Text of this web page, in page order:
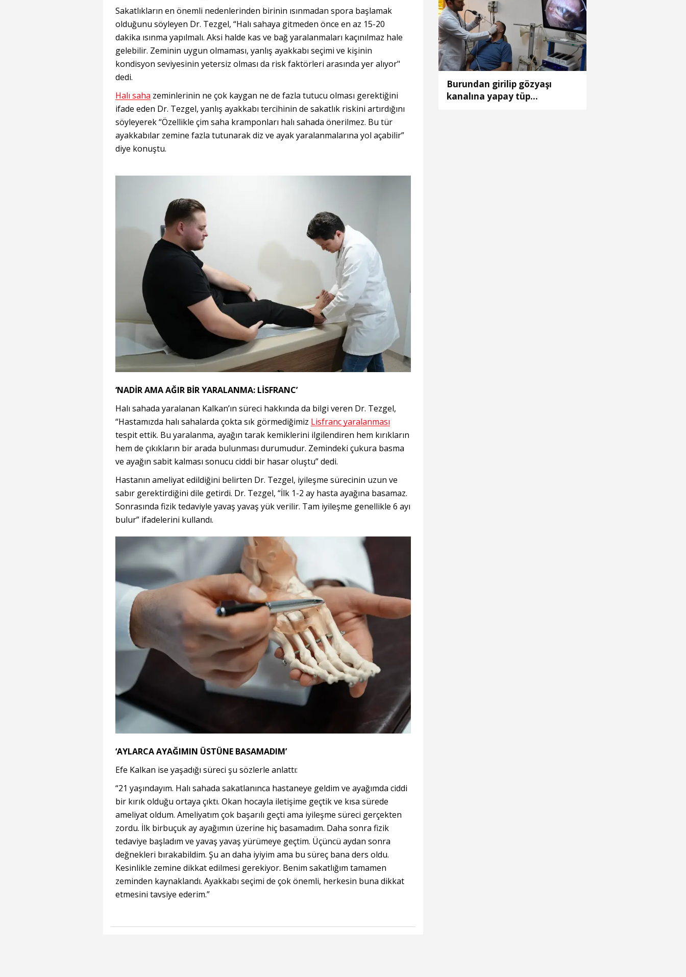
Sakatlıkların en önemli nedenlerinden birinin ısınmadan spora başlamak
olduğunu söyleyen Dr. Tezgel, “Halı sahaya gitmeden önce en az 15-20
dakika ısınma yapılmalı. Aksi halde kas ve bağ yaralanmaları kaçınılmaz hale
gelebilir. Zeminin uygun olmaması, yanlış ayakkabı seçimi ve kişinin
kondisyon seviyesinin yetersiz olması da risk faktörleri arasında yer alıyor"
dedi.
Halı saha zeminlerinin ne çok kaygan ne de fazla tutucu olması gerektiğini
ifade eden Dr. Tezgel, yanlış ayakkabı tercihinin de sakatlık riskini artırdığını
söyleyerek “Özellikle çim saha kramponları halı sahada önerilmez. Bu tür
ayakkabılar zemine fazla tutunarak diz ve ayak yaralanmalarına yol açabilir”
diye konuştu.
‘NADİR AMA AĞIR BİR YARALANMA: LİSFRANC’
Halı sahada yaralanan Kalkan’ın süreci hakkında da bilgi veren Dr. Tezgel,
“Hastamızda halı sahalarda çokta sık görmediğimiz Lisfranc yaralanması
tespit ettik. Bu yaralanma, ayağın tarak kemiklerini ilgilendiren hem kırıkların
hem de çıkıkların bir arada bulunması durumudur. Zemindeki çukura basma
ve ayağın sabit kalması sonucu ciddi bir hasar oluştu” dedi.
Hastanın ameliyat edildiğini belirten Dr. Tezgel, iyileşme sürecinin uzun ve
sabır gerektirdiğini dile getirdi. Dr. Tezgel, “İlk 1-2 ay hasta ayağına basamaz.
Sonrasında fizik tedaviyle yavaş yavaş yük verilir. Tam iyileşme genellikle 6 ayı
bulur” ifadelerini kullandı.
‘AYLARCA AYAĞIMIN ÜSTÜNE BASAMADIM’
Efe Kalkan ise yaşadığı süreci şu sözlerle anlattı:
“21 yaşındayım. Halı sahada sakatlanınca hastaneye geldim ve ayağımda ciddi
bir kırık olduğu ortaya çıktı. Okan hocayla iletişime geçtik ve kısa sürede
ameliyat oldum. Ameliyatım çok başarılı geçti ama iyileşme süreci gerçekten
zordu. İlk birbuçuk ay ayağımın üzerine hiç basamadım. Daha sonra fizik
tedaviye başladım ve yavaş yavaş yürümeye geçtim. Üçüncü aydan sonra
değnekleri bırakabildim. Şu an daha iyiyim ama bu süreç bana ders oldu.
Kesinlikle zemine dikkat edilmesi gerekiyor. Benim sakatlığım tamamen
zeminden kaynaklandı. Ayakkabı seçimi de çok önemli, herkesin buna dikkat
etmesini tavsiye ederim.”
Burundan girilip gözyaşı
kanalına yapay tüp